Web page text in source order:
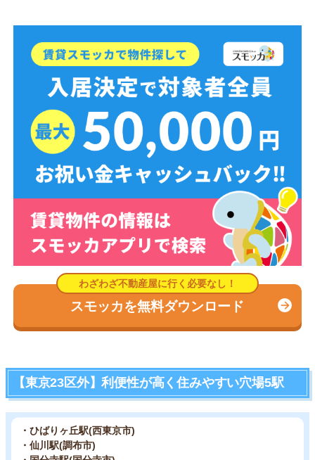
スモッカを無料ダウンロード
【東京23区外】利便性が高く住みやすい穴場5駅
・ひばりヶ丘駅(西東京市)
・仙川駅(調布市)